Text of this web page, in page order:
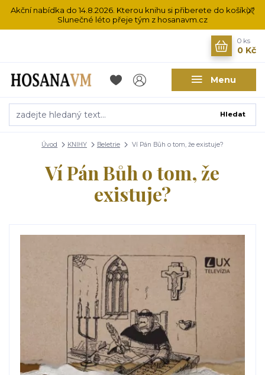
Akční nabídka do 14.8.2026. Kterou knihu si přiberete do košíku?
Slunečné léto přeje tým z hosanavm.cz
Menu
Hledat
0 ks
0 Kč
Úvod KNIHY Beletrie Ví Pán Bůh o tom, že existuje?
Ví Pán Bůh o tom, že
existuje?